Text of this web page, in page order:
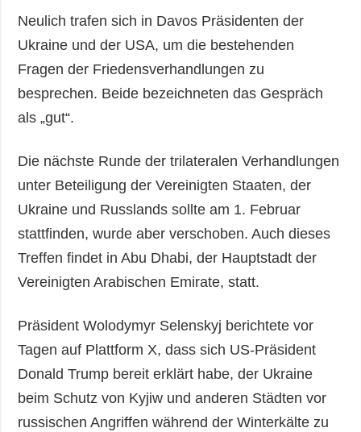
Neulich trafen sich in Davos Präsidenten der
Ukraine und der USA, um die bestehenden
Fragen der Friedensverhandlungen zu
besprechen. Beide bezeichneten das Gespräch
als „gut“.
Die nächste Runde der trilateralen Verhandlungen
unter Beteiligung der Vereinigten Staaten, der
Ukraine und Russlands sollte am 1. Februar
stattfinden, wurde aber verschoben. Auch dieses
Treffen findet in Abu Dhabi, der Hauptstadt der
Vereinigten Arabischen Emirate, statt.
Präsident Wolodymyr Selenskyj berichtete vor
Tagen auf Plattform X, dass sich US-Präsident
Donald Trump bereit erklärt habe, der Ukraine
beim Schutz von Kyjiw und anderen Städten vor
russischen Angriffen während der Winterkälte zu